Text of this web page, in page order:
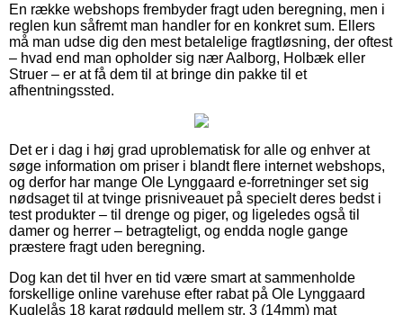
En række webshops frembyder fragt uden beregning, men i
reglen kun såfremt man handler for en konkret sum. Ellers
må man udse dig den mest betalelige fragtløsning, der oftest
– hvad end man opholder sig nær Aalborg, Holbæk eller
Struer – er at få dem til at bringe din pakke til et
afhentningssted.
Det er i dag i høj grad uproblematisk for alle og enhver at
søge information om priser i blandt flere internet webshops,
og derfor har mange Ole Lynggaard e-forretninger set sig
nødsaget til at tvinge prisniveauet på specielt deres bedst i
test produkter – til drenge og piger, og ligeledes også til
damer og herrer – betragteligt, og endda nogle gange
præstere fragt uden beregning.
Dog kan det til hver en tid være smart at sammenholde
forskellige online varehuse efter rabat på Ole Lynggaard
Kuglelås 18 karat rødguld mellem str. 3 (14mm) mat